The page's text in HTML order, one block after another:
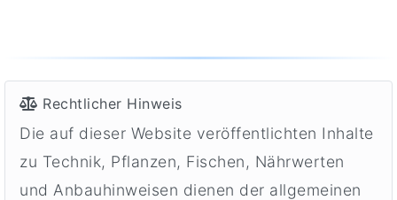
Rechtlicher Hinweis
Die auf dieser Website veröffentlichten Inhalte
zu Technik, Pflanzen, Fischen, Nährwerten
und Anbauhinweisen dienen der allgemeinen